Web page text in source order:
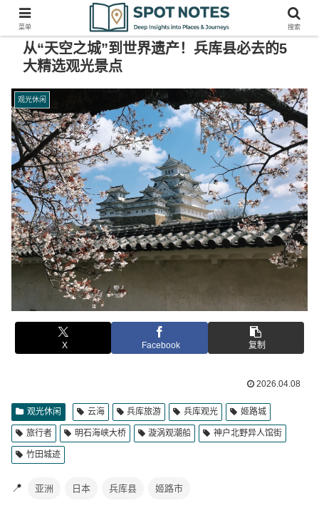
从“天空之城”到世界遗产！兵库县必去的5
大精选观光景点
观光休闲
X Facebook 复制
2026.04.08
观光休闲 云海 兵库旅游 兵库观光 姬路城
旅行者 明石海峡大桥 漩涡观潮船 神户北野异人馆街
竹田城迹
📍 亚洲 日本 兵库县 姬路市
菜单 搜索